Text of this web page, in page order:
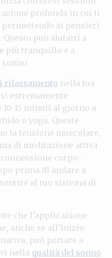
profonda in cui ti
ai pensieri
può aiutarti a
più tranquillo e a
rilassamento nella tua
estremamente
10-15 minuti al giorno a
o yoga. Queste
la tensione muscolare,
di meditazione attiva
corpo-
prima di andare a
al tuo sistema di
che l’applicazione
anche se all’inizio
può portare a
nella qualità del sonno.